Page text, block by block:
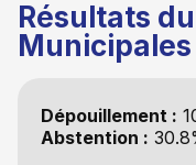
Résultats
Municipales
Dépouillement :
Abstention :